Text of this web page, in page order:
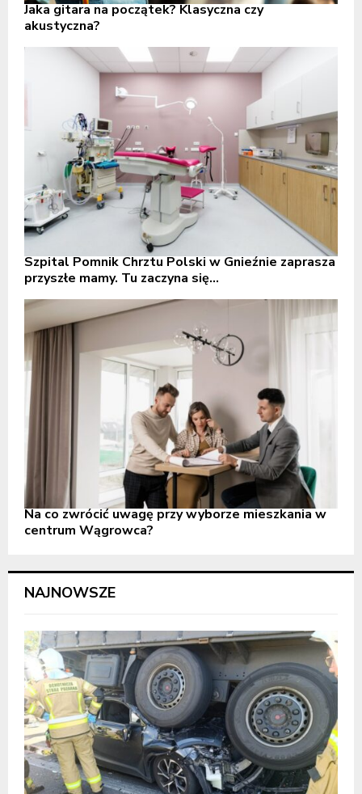
Jaka gitara na początek? Klasyczna czy
akustyczna?
Szpital Pomnik Chrztu Polski w Gnieźnie zaprasza
przyszłe mamy. Tu zaczyna się...
Na co zwrócić uwagę przy wyborze mieszkania w
centrum Wągrowca?
NAJNOWSZE